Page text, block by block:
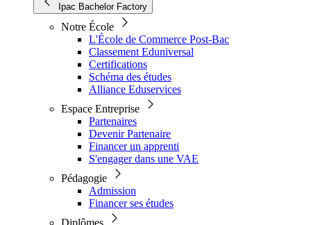
Ipac Bachelor Factory
Notre École
L'École de Commerce Post-Bac
Classement Eduniversal
Certifications
Schéma des études
Alliance Eduservices
Espace Entreprise
Partenaires
Devenir Partenaire
Financer un apprenti
S'engager dans une VAE
Pédagogie
Admission
Financer ses études
Diplômes